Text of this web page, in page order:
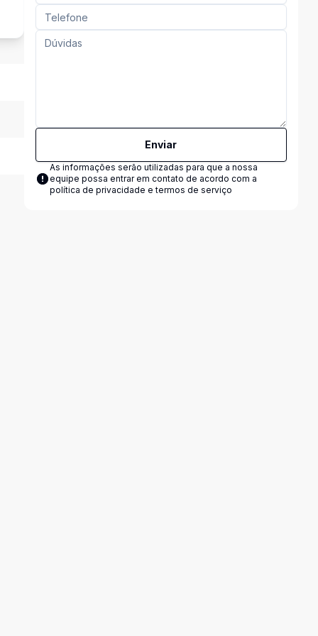
Enviar
As informações serão utilizadas para que a nossa
equipe possa entrar em contato de acordo com a
política de privacidade e termos de serviço